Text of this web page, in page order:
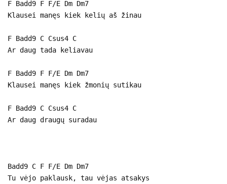
F Badd9 F F/E Dm Dm7
Klausei manęs kiek kelių aš žinau
F Badd9 C Csus4 C
Ar daug tada keliavau
F Badd9 F F/E Dm Dm7
Klausei manęs kiek žmonių sutikau
F Badd9 C Csus4 C
Ar daug draugų suradau
Badd9 C F F/E Dm Dm7
Tu vėjo paklausk, tau vėjas atsakys